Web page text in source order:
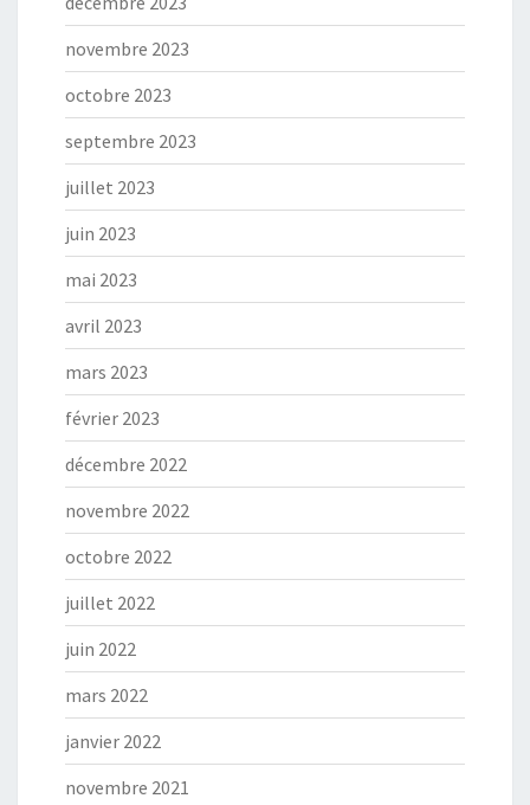
novembre 2023
octobre 2023
septembre 2023
juillet 2023
juin 2023
mai 2023
avril 2023
mars 2023
février 2023
décembre 2022
novembre 2022
octobre 2022
juillet 2022
juin 2022
mars 2022
janvier 2022
novembre 2021